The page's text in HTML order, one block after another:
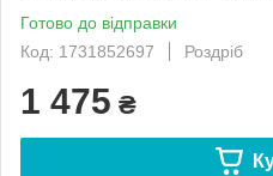
Готово до відправки
Код: 1731852697
Роздріб
1 475 ₴